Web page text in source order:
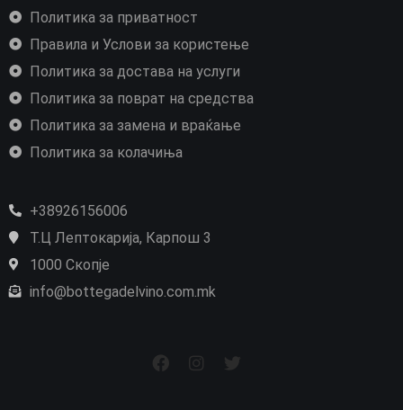
Политика за приватност
Правила и Услови за користење
Политика за достава на услуги
Политика за поврат на средства
Политика за замена и враќање
Политика за колачиња
+38926156006
Т.Ц Лептокарија, Карпош 3
1000 Скопје
info@bottegadelvino.com.mk